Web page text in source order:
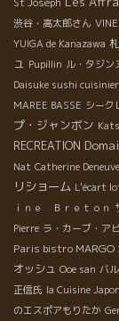
渋谷・高太郎さん
YUIGA de Kanazawa
ュ Pupillin ル・タジン
Daisuke sushi cuisinier
MAREE BASSE シーク
プ・ジャンボン
RECREATION
Nat Catherine Deneuve
リショーム L'écart
ｉｎｅ Ｂｒｅｔｏｎ
Pierre ラ・カーブ・ア
Paris bistro MARGO
オッシュ Ooe san バ
正信氏 la Cuisine
のエスポアもりたか